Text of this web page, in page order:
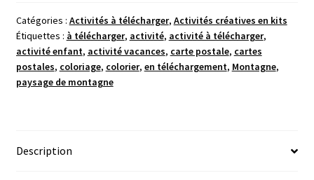
à
colorier
-
à
télécharger
Catégories : Activités à télécharger, Activités créatives en kits
Étiquettes : à télécharger, activité, activité à télécharger,
activité enfant, activité vacances, carte postale, cartes
postales, coloriage, colorier, en téléchargement, Montagne,
paysage de montagne
Description